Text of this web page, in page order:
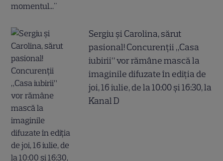
Sergiu și Carolina, sărut
pasional! Concurenții „Casa
iubirii” vor rămâne mască la
imaginile difuzate în ediția de
joi, 16 iulie, de la 10:00 și 16:30, la
Kanal D